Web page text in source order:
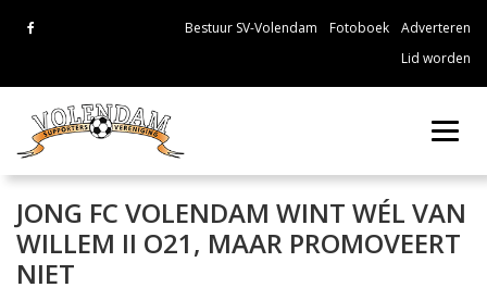
Bestuur SV-Volendam Fotoboek
Adverteren
Lid worden
JONG FC VOLENDAM WINT WÉL VAN
WILLEM II O21, MAAR PROMOVEERT
NIET